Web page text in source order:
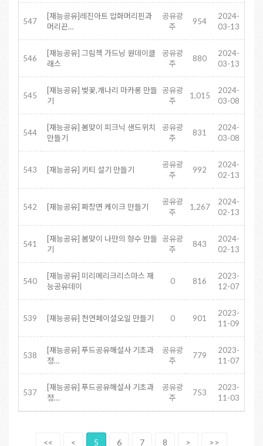
547
[재능공유]레진아트 압화머리핀과
머리끈…
공유광
주
954
2024-
03-13
546
[재능공유] 그림책 가드닝 원데이클
래스
공유광
주
880
2024-
03-13
545
[재능공유] 벚꽃,개나리 마카롱 만들
기
공유광
주
1,015
2024-
03-08
544
[재능공유] 봄맞이 피크닉 샌드위치
만들기
공유광
주
831
2024-
03-08
543 [재능공유] 키티 설기 만들기
공유광
주
992
2024-
02-13
542 [재능공유] 짜장면 케이크 만들기
공유광
주
1,267
2024-
02-13
541
[재능공유] 봄맞이 나만의 향수 만들
기
공유광
주
843
2024-
02-13
540
[재능공유] 미리메리크리스마스 재
능공유데이
0 816
2023-
12-07
539 [재능공유] 천연페이셜오일 만들기 0 901
2023-
11-09
538
[재능공유] 푸드공유해설사 기초과
정…
공유광
주
779
2023-
11-07
537
[재능공유] 푸드공유해설사 기초과
정…
공유광
주
753
2023-
11-03
<< < 5 6 7 8 > >>